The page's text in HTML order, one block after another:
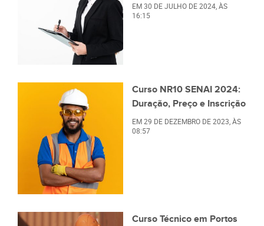
EM30 DE JULHO DE 2024 , ÀS
16:15
Curso NR10 SENAI 2024:
Duração, Preço e Inscrição
EM29 DE DEZEMBRO DE 2023 , ÀS
08:57
Curso Técnico em Portos